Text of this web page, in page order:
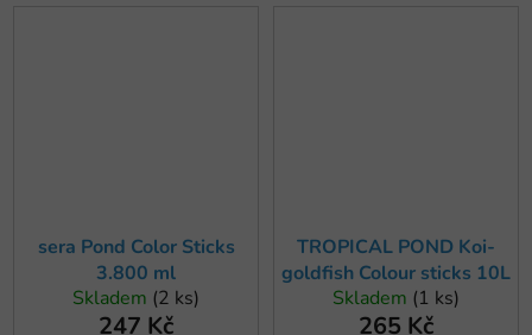
sera Pond Color Sticks
3.800 ml
Skladem (2 ks)
247 Kč
TROPICAL POND Koi-
goldfish Colour sticks 10L
Skladem (1 ks)
265 Kč